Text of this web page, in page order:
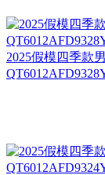
2025假模四季款